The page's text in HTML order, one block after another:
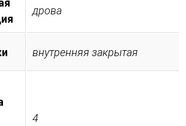
дрова
внутренняя закрытая
4